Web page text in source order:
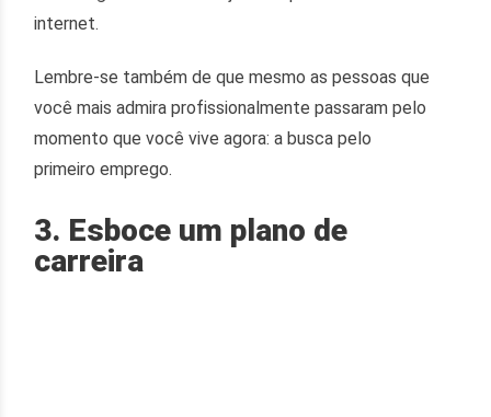
internet.
Lembre-se também de que mesmo as pessoas que
você mais admira profissionalmente passaram pelo
momento que você vive agora: a busca pelo
primeiro emprego.
3. Esboce um plano de
carreira